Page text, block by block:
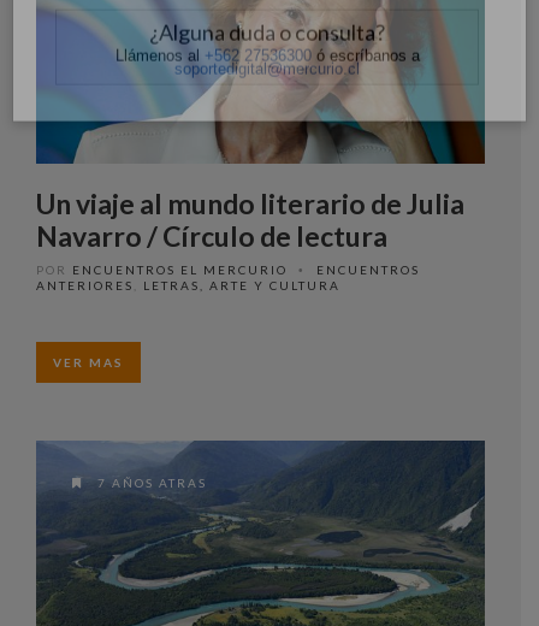
Un viaje al mundo literario de Julia
Navarro / Círculo de lectura
POR ENCUENTROS EL MERCURIO •
ENCUENTROS
ANTERIORES
LETRAS, ARTE Y CULTURA
VER MAS
7 AÑOS ATRAS
¿ No tiene una suscripción digital a
Encuentros El Mercurio ?
Llámenos al +562 27536300 ó escríbanos a
soportedigital@mercurio.cl